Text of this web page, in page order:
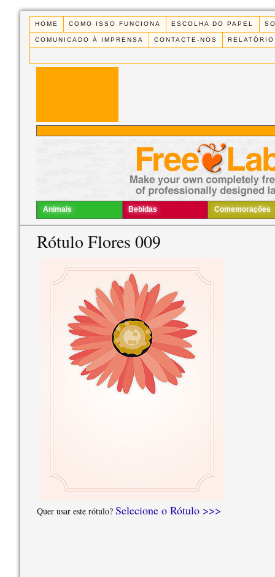
HOME COMO ISSO FUNCIONA ESCOLHA DO PAPEL
COMUNICADO À IMPRENSA CONTACTE-NOS
Animais Bebidas Comemorações
Rótulo Flores 009
Quer usar este rótulo? Selecione o Rótulo >>>